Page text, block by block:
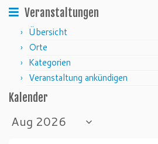
Veranstaltungen
Übersicht
Orte
Kategorien
Veranstaltung ankündigen
Kalender